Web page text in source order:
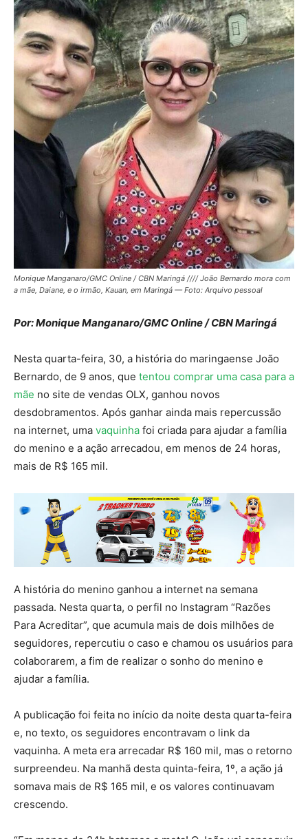
Monique Manganaro/GMC Online / CBN Maringá //// João Bernardo mora com
a mãe, Daiane, e o irmão, Kauan, em Maringá — Foto: Arquivo pessoal
Por: Monique Manganaro/GMC Online / CBN Maringá
Nesta quarta-feira, 30, a história do maringaense João
Bernardo, de 9 anos, que tentou comprar uma casa para a
mãe no site de vendas OLX, ganhou novos
desdobramentos. Após ganhar ainda mais repercussão
na internet, uma vaquinha foi criada para ajudar a família
do menino e a ação arrecadou, em menos de 24 horas,
mais de R$ 165 mil.
A história do menino ganhou a internet na semana
passada. Nesta quarta, o perfil no Instagram “Razões
Para Acreditar”, que acumula mais de dois milhões de
seguidores, repercutiu o caso e chamou os usuários para
colaborarem, a fim de realizar o sonho do menino e
ajudar a família.
A publicação foi feita no início da noite desta quarta-feira
e, no texto, os seguidores encontravam o link da
vaquinha. A meta era arrecadar R$ 160 mil, mas o retorno
surpreendeu. Na manhã desta quinta-feira, 1º, a ação já
somava mais de R$ 165 mil, e os valores continuavam
crescendo.